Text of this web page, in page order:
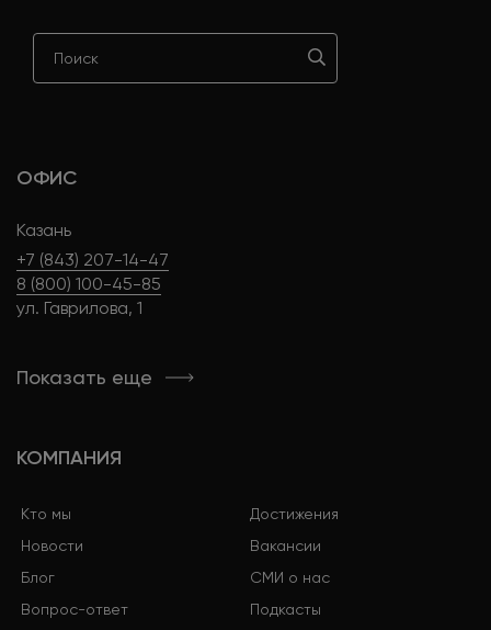
SEO-аналитик
Изучает посещаемость сайта и тематическую
Link-менеджер
ресурса и конкурентов. Выполняет работы по
поисковых системах. Ведет учет ссылок и
рекомендации для перелинковки.
ОФИС
Казань
+7 (843) 207-14-47
8 (800) 100-45-85
ул. Гаврилова, 1
Показать еще
КОМПАНИЯ
Кто мы
Достижения
Новости
Вакансии
Блог
СМИ о нас
Вопрос-ответ
Подкасты